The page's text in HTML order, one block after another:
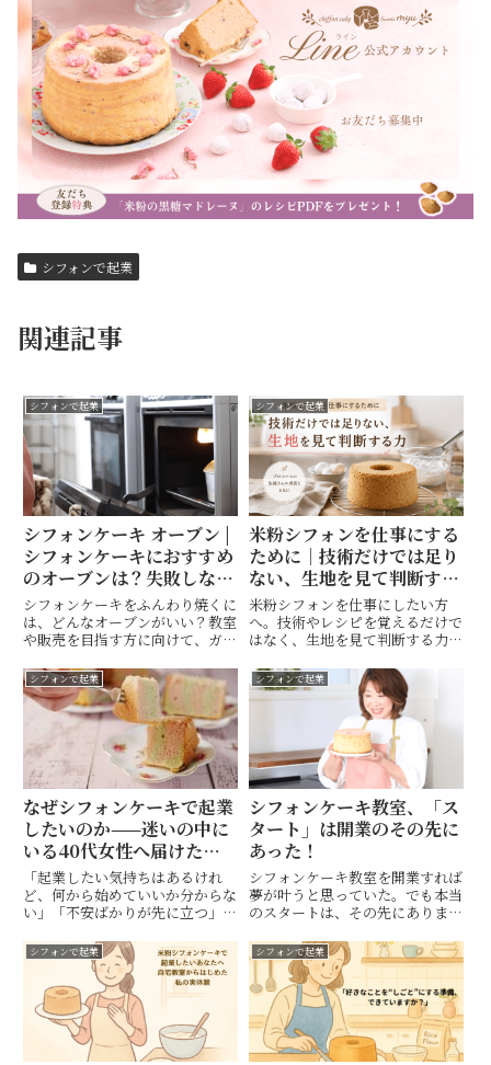
シフォンで起業
関連記事
シフォンで起業
シフォンケーキ オーブン |
シフォンケーキにおすすめ
のオーブンは？失敗しない
オーブンの選び方
シフォンケーキをふんわり焼くに
は、どんなオーブンがいい？教室
や販売を目指す方に向けて、ガス
コツをわかりやすく解説します。
シフォンで起業
米粉シフォンを仕事にする
ために｜技術だけでは足り
ない、生地を見て判断する
力
米粉シフォンを仕事にしたい方
へ。技術やレシピを覚えるだけで
はなく、生地を見て判断する力が
徒さんの成長を交えながら、安定
して焼き続けるための考え方をお
シフォンで起業
なぜシフォンケーキで起業
したいのか——迷いの中に
いる40代女性へ届けたい
メッセージ
「起業したい気持ちはあるけれ
ど、何から始めていいか分からな
い」「不安ばかりが先に立つ」
に向けて、実際に迷いながらプロ
コースの体験会に来られた方のリ
アルな声と、私自身の体験から見
えた向き合い方をお届けします。
シフォンで起業
シフォンケーキ教室、「ス
タート」は開業のその先に
あった！
シフォンケーキ教室を開業すれば
夢が叶うと思っていた。でも本当
のスタートは、その先にありまし
リアルと、続けていく中で見えて
きたものをお届けします。
シフォンで起業 シフォンで起業